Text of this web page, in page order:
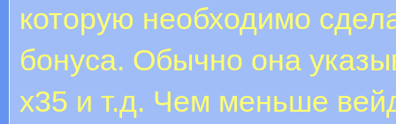
которую необходимо
бонуса. Обычно она
х35 и т.д. Чем меньше